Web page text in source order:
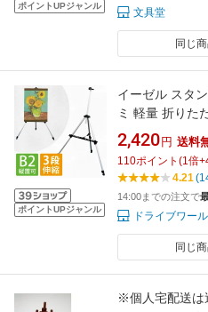
ポイントUPジャンル
文具堂
同じ
ポイントUPジャンル
イーゼル スタ
ミ 軽量 折りた
b4 【送料無料
2,420 円 送料
110ポイント (1倍+
4.21
14:00までの注文で
ドライブワー
同じ
※個人宅配送は